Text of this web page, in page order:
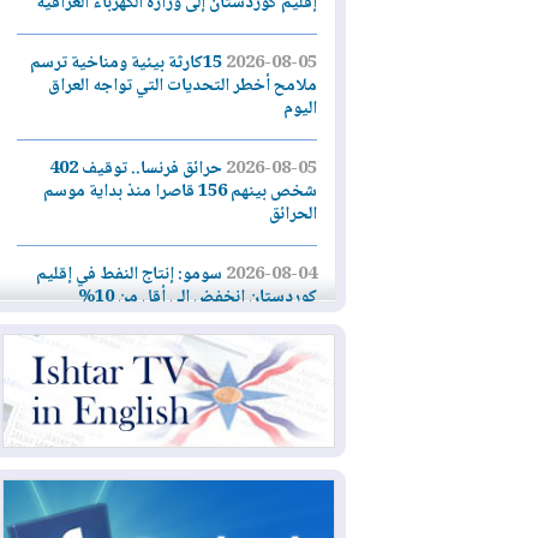
2026-08-05
15كارثة بيئية ومناخية ترسم
ملامح أخطر التحديات التي تواجه العراق
اليوم
2026-08-05
حرائق فرنسا.. توقيف 402
شخص بينهم 156 قاصرا منذ بداية موسم
الحرائق
2026-08-04سومو: إنتاج النفط في إقليم
كوردستان انخفض إلى أقل من 10%
2026-08-04 ملفات حقبة الكاظمي تعود إلى
الواجهة.. أنباء عن مراجعات قضائية
وتحقيقات أوسع في قضايا فساد
الرئاسية ويحذر من "حرب أهلية" في